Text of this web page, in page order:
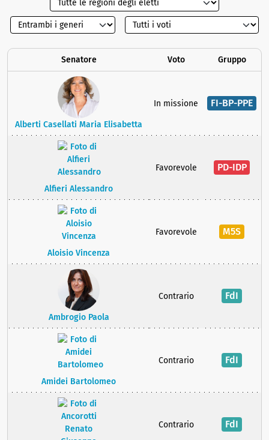
Senatore Voto Gruppo
Alberti Casellati Maria Elisabetta
In missione FI-BP-PPE
Alfieri Alessandro
Favorevole PD-IDP
Aloisio Vincenza
Favorevole M5S
Ambrogio Paola
Contrario FdI
Amidei Bartolomeo
Contrario FdI
Contrario FdI